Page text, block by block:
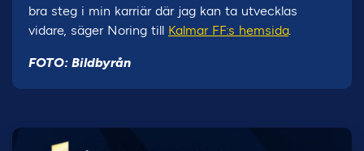
bra steg i min karriär där jag kan ta utvecklas
vidare, säger Noring till Kalmar FF:s hemsida.
FOTO: Bildbyrån